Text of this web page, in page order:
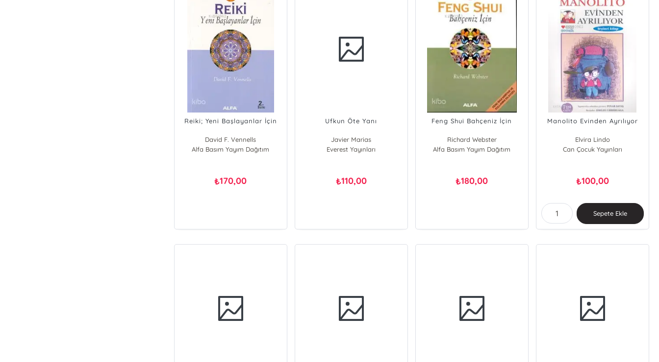
Reiki; Yeni Başlayanlar İçin
David F. Vennells
Alfa Basım Yayım Dağıtım
₺170,00
Ufkun Öte Yanı
Javier Marias
Everest Yayınları
₺110,00
Feng Shui Bahçeniz İçin
Richard Webster
Alfa Basım Yayım Dağıtım
₺180,00
Manolito Evinden Ayrılıyor
Elvira Lindo
Can Çocuk Yayınları
₺100,00
Sepete Ekle